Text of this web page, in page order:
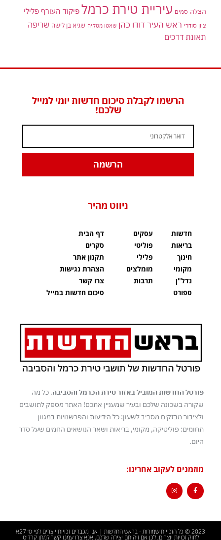
הצלה סמים עיריית טירת כרמל פיקוד העורף פלילי
ציון סודרי ראש העיר דודו כהן שאטו מטקיה שגיא בן לישה שריפה
תאונת דרכים
הרשמו לקבלת סיכום חדשות יומי למייל
שלכם!
הרשמה
ניווט מהיר
חדשות
בריאות
חינוך
מקומי
נדל"ן
ספורט
עסקים
פוליטי
פלילי
מומלצים
תרבות
דף הבית
סקרים
תקנון אתר
הצהרת נגישות
צרו קשר
סיכום חדשות במייל
פורטל החדשות המוביל באזור טירת הכרמל והסביבה. כל מה
שקורה בשכונה שלכם ובעיר שמעניין אתכם! האתר מספק לתושבים
ולציבור מבזקים מסביב לשעון: כל הידיעות והפרשנויות במגוון
תחומים: פוליטיקה, מקומי, בריאות ושאר הנושאים החמים שעל סדר
היום.
מוזמנים לעקוב אחרינו:
2023 © כל הזכויות שמורות - בראש החדשות | אנו מכבדים זכויות יוצרים לפי ס׳ 27א
לחוק זכויות יוצרים, לכן אם זיהיתם יצירה שלכם, אנא צרו עמנו קשר למתן קרדיט